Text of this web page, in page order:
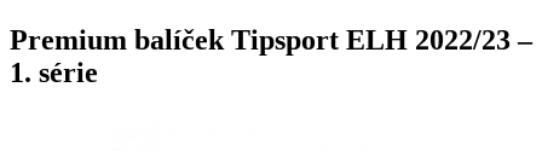
Premium balíček Tipsport ELH 2022/23 –
1. série